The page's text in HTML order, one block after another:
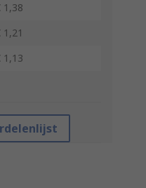
1,38
1,21
1,13